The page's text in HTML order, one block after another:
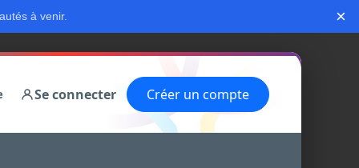
à venir. ×
Se connecter Créer un compte